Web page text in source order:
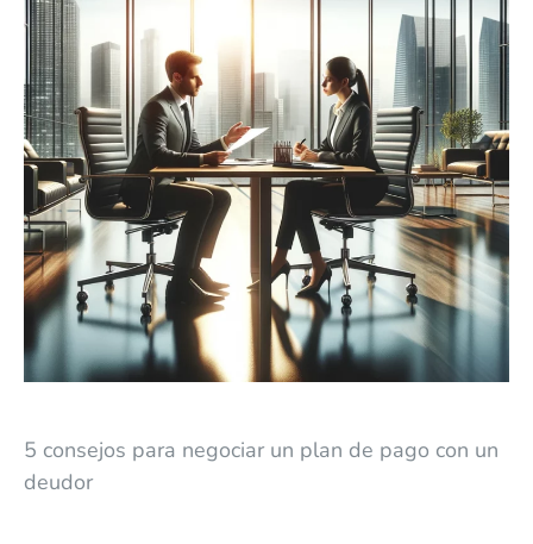
5 consejos para negociar un plan de pago con un
deudor